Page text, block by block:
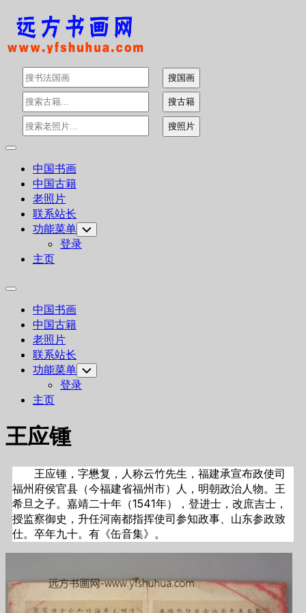
Skip
content
Expand
中国书画
中国古籍
老照片
联系站长
功能菜单 Toggle
Child
Menu
登录
主页
Expand
中国书画
中国古籍
老照片
联系站长
功能菜单 Toggle
Child
Menu
登录
主页
王应锺
王应锺，字懋复，人称云竹先生，福建承宣布政使司
福州府侯官县（今福建省福州市）人，明朝政治人物。王
希旦之子。嘉靖二十年（1541年），登进士，改庶吉士，
授监察御史，升任河南都指挥使司参知政事、山东参政致
仕。卒年九十。有《缶音集》。